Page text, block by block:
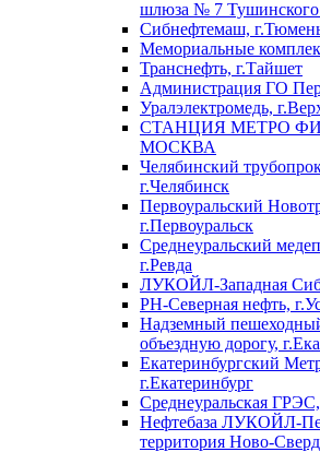
шлюза № 7
Сибнефтемаш,
Мемориальные
Транснефть, г.Тайшет
Администрация ГО
Уралэлектромедь,
СТАНЦИЯ МЕТРО
МОСКВА
Челябинский
г.Челябинск
Первоуральский
г.Первоуральск
Среднеуральский
г.Ревда
ЛУКОЙЛ-Западная
РН-Северная нефть,
Надземный
объездную дорогу,
Екатеринбургский
г.Екатеринбург
Среднеуральская
Нефтебаза ЛУКОЙЛ-
территория Ново-